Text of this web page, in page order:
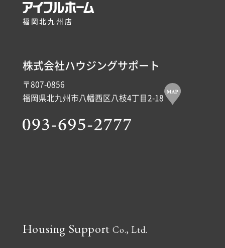
福岡北九州店
株式会社ハウジングサポート
〒807-0856
福岡県北九州市八幡西区八枝4丁目2-18
Housing SupportCo., Ltd.